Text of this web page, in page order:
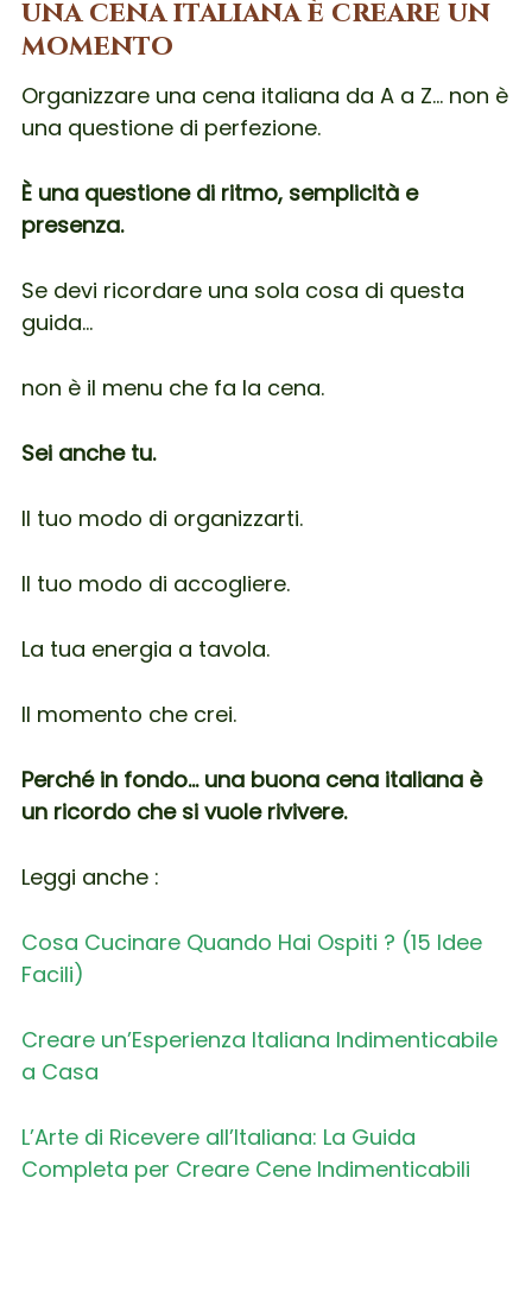
perfetto”.
una cena italiana è creare un
momento
Organizzare una cena italiana da A a Z… non è
una questione di perfezione.
È una questione di ritmo, semplicità e
presenza.
Se devi ricordare una sola cosa di questa
guida…
non è il menu che fa la cena.
Sei anche tu.
Il tuo modo di organizzarti.
Il tuo modo di accogliere.
La tua energia a tavola.
Il momento che crei.
Perché in fondo… una buona cena italiana è
un ricordo che si vuole rivivere.
Leggi anche :
Cosa Cucinare Quando Hai Ospiti ? (15 Idee
Facili)
Creare un’Esperienza Italiana Indimenticabile
a Casa
L’Arte di Ricevere all’Italiana: La Guida
Completa per Creare Cene Indimenticabili